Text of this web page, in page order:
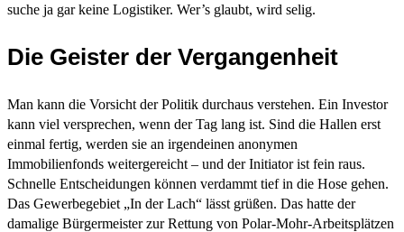
suche ja gar keine Logistiker. Wer’s glaubt, wird selig.
Die Geister der Vergangenheit
Man kann die Vorsicht der Politik durchaus verstehen. Ein Investor
kann viel versprechen, wenn der Tag lang ist. Sind die Hallen erst
einmal fertig, werden sie an irgendeinen anonymen
Immobilienfonds weitergereicht – und der Initiator ist fein raus.
Schnelle Entscheidungen können verdammt tief in die Hose gehen.
Das Gewerbegebiet „In der Lach“ lässt grüßen. Das hatte der
damalige Bürgermeister zur Rettung von Polar-Mohr-Arbeitsplätzen